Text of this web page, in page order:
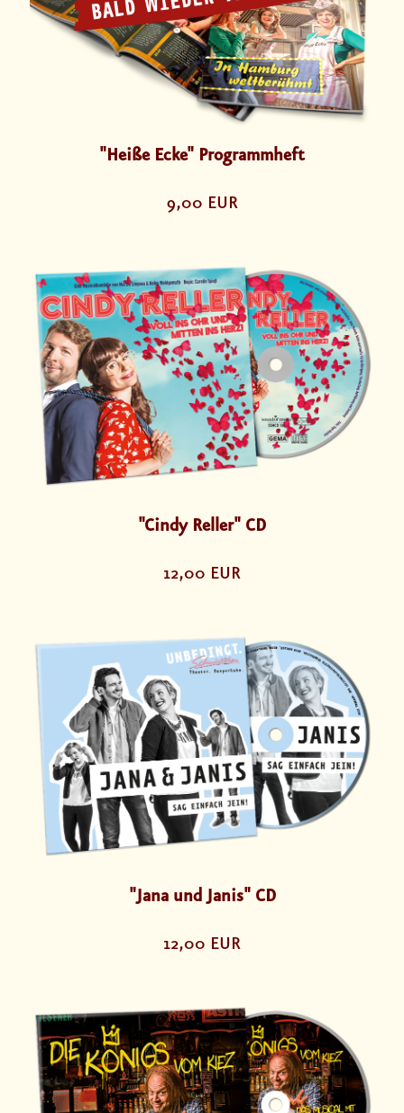
"Heiße Ecke" Programmheft
9,00 EUR
"Cindy Reller" CD
12,00 EUR
"Jana und Janis" CD
12,00 EUR